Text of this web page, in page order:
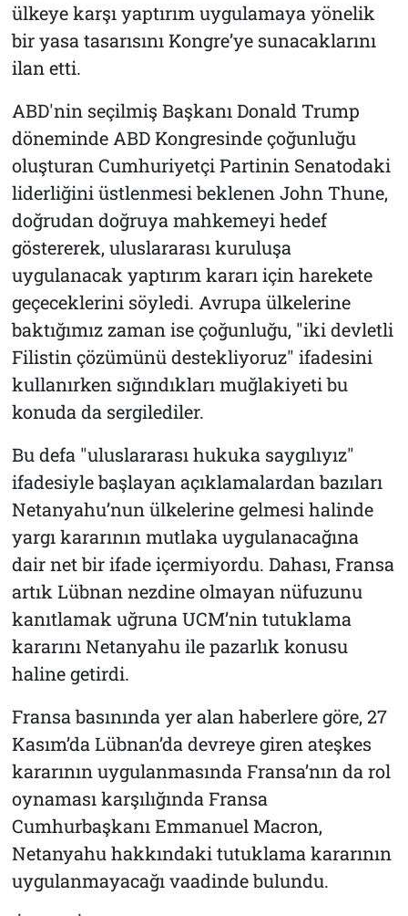
ülkeye karşı yaptırım uygulamaya yönelik
bir yasa tasarısını Kongre’ye sunacaklarını
ilan etti.
ABD'nin seçilmiş Başkanı Donald Trump
döneminde ABD Kongresinde çoğunluğu
oluşturan Cumhuriyetçi Partinin Senatodaki
liderliğini üstlenmesi beklenen John Thune,
doğrudan doğruya mahkemeyi hedef
göstererek, uluslararası kuruluşa
uygulanacak yaptırım kararı için harekete
geçeceklerini söyledi. Avrupa ülkelerine
baktığımız zaman ise çoğunluğu, "iki devletli
Filistin çözümünü destekliyoruz" ifadesini
kullanırken sığındıkları muğlakiyeti bu
konuda da sergilediler.
Bu defa "uluslararası hukuka saygılıyız"
ifadesiyle başlayan açıklamalardan bazıları
Netanyahu’nun ülkelerine gelmesi halinde
yargı kararının mutlaka uygulanacağına
dair net bir ifade içermiyordu. Dahası, Fransa
artık Lübnan nezdine olmayan nüfuzunu
kanıtlamak uğruna UCM’nin tutuklama
kararını Netanyahu ile pazarlık konusu
haline getirdi.
Fransa basınında yer alan haberlere göre, 27
Kasım’da Lübnan’da devreye giren ateşkes
kararının uygulanmasında Fransa’nın da rol
oynaması karşılığında Fransa
Cumhurbaşkanı Emmanuel Macron,
Netanyahu hakkındaki tutuklama kararının
uygulanmayacağı vaadinde bulundu.